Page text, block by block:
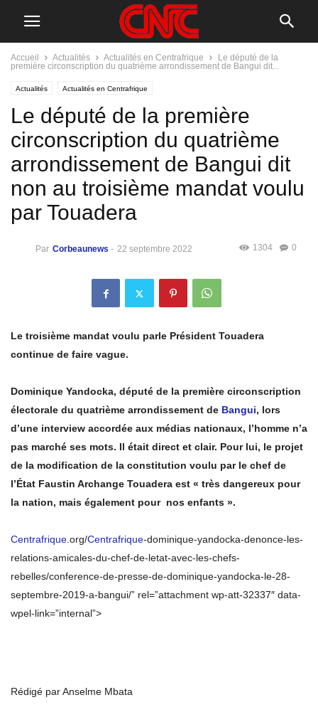
Accueil Actualités Actualités en Centrafrique
Le député de la
première circonscription du quatrième arrondissement de Bangui dit...
Actualités Actualités en Centrafrique
Le député de la première
circonscription du quatrième
arrondissement de Bangui dit
non au troisième mandat voulu
par Touadera
Par Corbeaunews - 22 septembre 2022 0
1304
Le troisième mandat voulu parle Président Touadera
continue de faire vague.
Dominique Yandocka, député de la première circonscription
électorale du quatrième arrondissement de Bangui, lors
d’une interview accordée aux médias nationaux, l’homme n’a
pas marché ses mots. Il était direct et clair. Pour lui, le projet
de la modification de la constitution voulu par le chef de
l’État Faustin Archange Touadera est « très dangereux pour
la nation, mais également pour nos enfants ».
Centrafrique.org/Centrafrique-dominique-yandocka-denonce-les-
relations-amicales-du-chef-de-letat-avec-les-chefs-
rebelles/conference-de-presse-de-dominique-yandocka-le-28-
septembre-2019-a-bangui/” rel=”attachment wp-att-32337″ data-
wpel-link=”internal”>
Rédigé par Anselme Mbata